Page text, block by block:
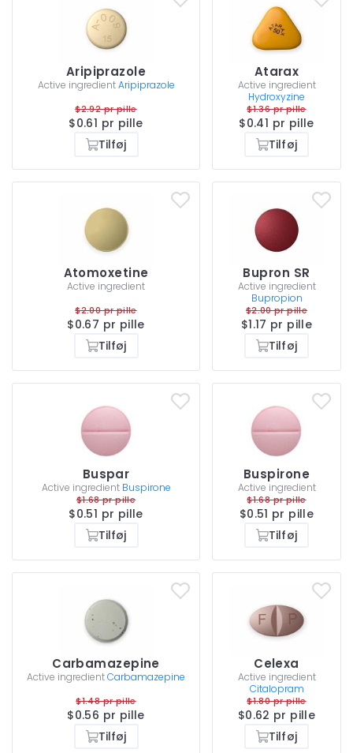
Aripiprazole
Active ingredient Aripiprazole
$2.92 pr pille
$0.61 pr pille
Tilføj
Atarax
Active ingredient
Hydroxyzine
$1.36 pr pille
$0.41 pr pille
Tilføj
Atomoxetine
Active ingredient
$2.00 pr pille
$0.67 pr pille
Tilføj
Bupron SR
Active ingredient
Bupropion
$2.00 pr pille
$1.17 pr pille
Tilføj
Buspar
Active ingredient Buspirone
$1.68 pr pille
$0.51 pr pille
Tilføj
Buspirone
Active ingredient
$1.68 pr pille
$0.51 pr pille
Tilføj
Carbamazepine
Active ingredientCarbamazepine
$1.48 pr pille
$0.56 pr pille
Tilføj
Celexa
Active ingredient
Citalopram
$1.80 pr pille
$0.62 pr pille
Tilføj